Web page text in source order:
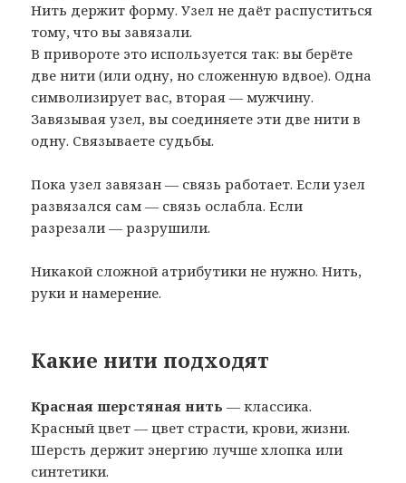
Нить держит форму. Узел не даёт распуститься
тому, что вы завязали.
В привороте это используется так: вы берёте
две нити (или одну, но сложенную вдвое). Одна
символизирует вас, вторая — мужчину.
Завязывая узел, вы соединяете эти две нити в
одну. Связываете судьбы.
Пока узел завязан — связь работает. Если узел
развязался сам — связь ослабла. Если
разрезали — разрушили.
Никакой сложной атрибутики не нужно. Нить,
руки и намерение.
Какие нити подходят
Красная шерстяная нить — классика.
Красный цвет — цвет страсти, крови, жизни.
Шерсть держит энергию лучше хлопка или
синтетики.